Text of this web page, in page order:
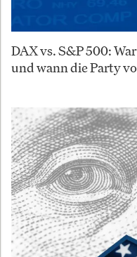
DAX vs. S&P 500:
und wann die Party